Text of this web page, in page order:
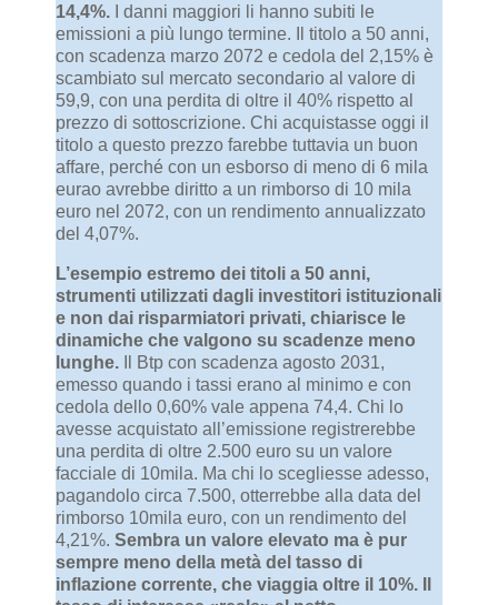
14,4%. I danni maggiori li hanno subiti le
emissioni a più lungo termine. Il titolo a 50 anni,
con scadenza marzo 2072 e cedola del 2,15% è
scambiato sul mercato secondario al valore di
59,9, con una perdita di oltre il 40% rispetto al
prezzo di sottoscrizione. Chi acquistasse oggi il
titolo a questo prezzo farebbe tuttavia un buon
affare, perché con un esborso di meno di 6 mila
eurao avrebbe diritto a un rimborso di 10 mila
euro nel 2072, con un rendimento annualizzato
del 4,07%.
L’esempio estremo dei titoli a 50 anni,
strumenti utilizzati dagli investitori istituzionali
e non dai risparmiatori privati, chiarisce le
dinamiche che valgono su scadenze meno
lunghe. Il Btp con scadenza agosto 2031,
emesso quando i tassi erano al minimo e con
cedola dello 0,60% vale appena 74,4. Chi lo
avesse acquistato all’emissione registrerebbe
una perdita di oltre 2.500 euro su un valore
facciale di 10mila. Ma chi lo scegliesse adesso,
pagandolo circa 7.500, otterrebbe alla data del
rimborso 10mila euro, con un rendimento del
4,21%. Sembra un valore elevato ma è pur
sempre meno della metà del tasso di
inflazione corrente, che viaggia oltre il 10%. Il